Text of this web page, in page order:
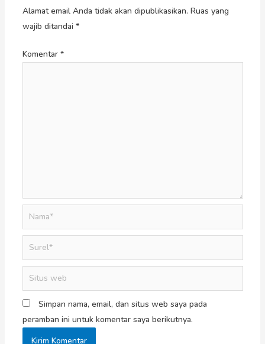
Alamat email Anda tidak akan dipublikasikan. Ruas yang
wajib ditandai *
Komentar *
Simpan nama, email, dan situs web saya pada
peramban ini untuk komentar saya berikutnya.